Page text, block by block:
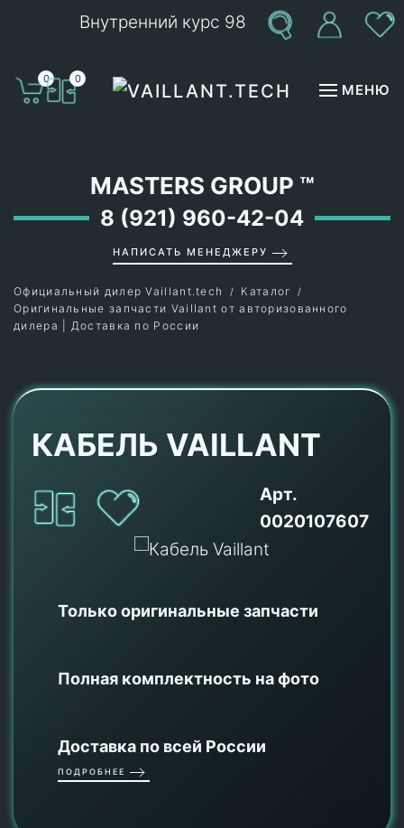
Внутренний курс 98
0 0
МЕНЮ
MASTERS GROUP ™
8 (921) 960-42-04
НАПИСАТЬ МЕНЕДЖЕРУ
Официальный дилер Vaillant.tech
Каталог
Оригинальные запчасти Vaillant от авторизованного
дилера | Доставка по России
КАБЕЛЬ VAILLANT
Арт.
0020107607
Только оригинальные запчасти
Полная комплектность на фото
Доставка по всей России
ПОДРОБНЕЕ